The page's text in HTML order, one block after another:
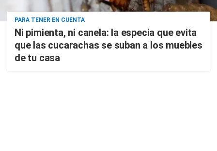
PARA TENER EN CUENTA
Ni pimienta, ni canela: la especia que evita
que las cucarachas se suban a los muebles
de tu casa